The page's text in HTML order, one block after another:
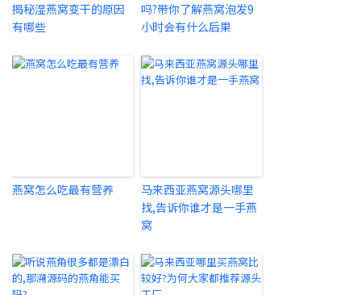
揭秘湿燕窝变干的原因
有哪些
吗?带你了解燕窝泡发9
小时会有什么后果
燕窝怎么吃最有营养
马来西亚燕窝源头哪里
找,告诉你谁才是一手燕
窝